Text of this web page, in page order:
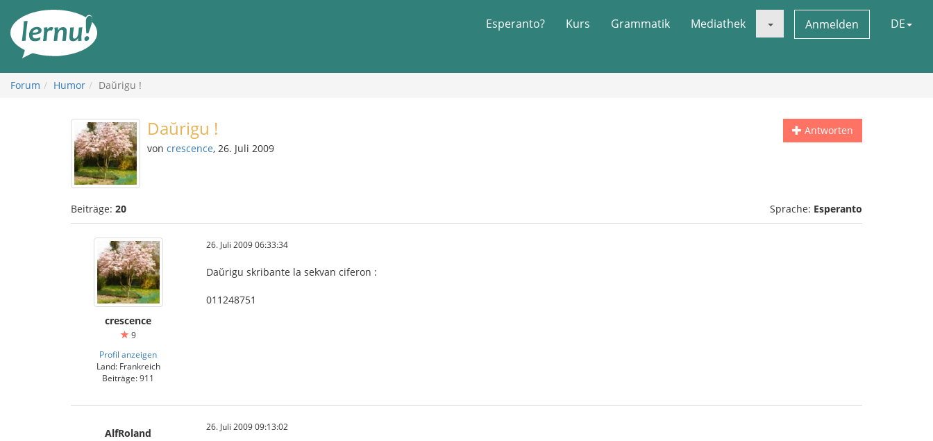
Inhalt
Esperanto? Kurs Grammatik Mediathek Anmelden DE
Forum Humor Daŭrigu !
Antworten
Daŭrigu !
von crescence, 26. Juli 2009
Beiträge: 20 Sprache: Esperanto
crescence
9
Profil anzeigen
Land: Frankreich
Beiträge: 911
26. Juli 2009 06:33:34
Daŭrigu skribante la sekvan ciferon :
011248751
AlfRoland 26. Juli 2009 09:13:02